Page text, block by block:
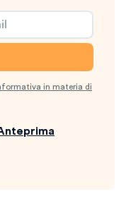
in materia di